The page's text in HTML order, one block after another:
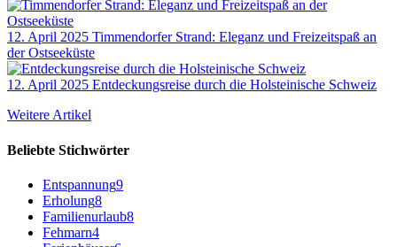
12. April 2025 Timmendorfer Strand: Eleganz und Freizeitspaß an
der Ostseeküste
12. April 2025 Entdeckungsreise durch die Holsteinische Schweiz
Weitere Artikel
Beliebte Stichwörter
Entspannung9
Erholung8
Familienurlaub8
Fehmarn4